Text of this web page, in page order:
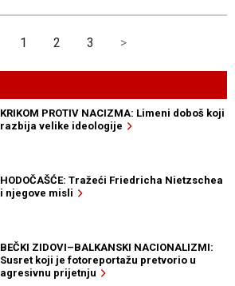
1 2 3 >
KRIKOM PROTIV NACIZMA: Limeni doboš koji
razbija velike ideologije
HODOČAŠĆE: Tražeći Friedricha Nietzschea
i njegove misli
BEČKI ZIDOVI–BALKANSKI NACIONALIZMI:
Susret koji je fotoreportažu pretvorio u
agresivnu prijetnju